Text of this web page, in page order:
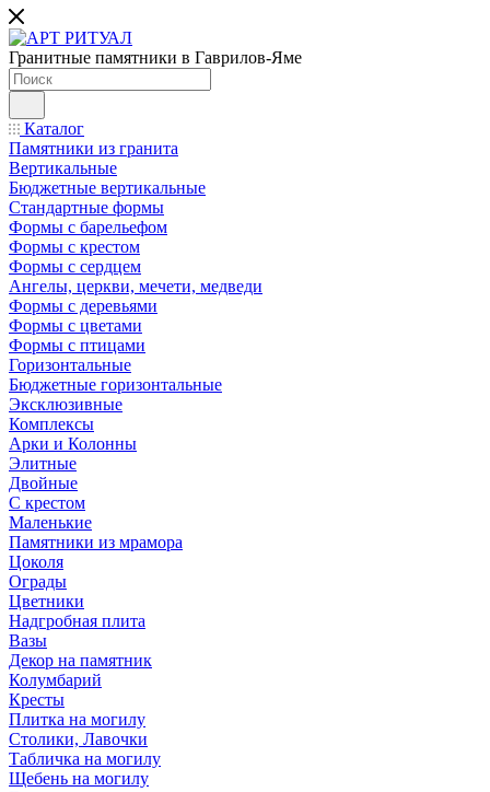
Гранитные памятники в Гаврилов-Яме
Каталог
Памятники из гранита
Вертикальные
Бюджетные вертикальные
Стандартные формы
Формы с барельефом
Формы с крестом
Формы с сердцем
Ангелы, церкви, мечети, медведи
Формы с деревьями
Формы с цветами
Формы с птицами
Горизонтальные
Бюджетные горизонтальные
Эксклюзивные
Комплексы
Арки и Колонны
Элитные
Двойные
С крестом
Маленькие
Памятники из мрамора
Цоколя
Ограды
Цветники
Надгробная плита
Вазы
Декор на памятник
Колумбарий
Кресты
Плитка на могилу
Столики, Лавочки
Табличка на могилу
Щебень на могилу